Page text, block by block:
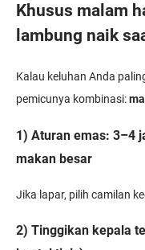
Khusus malam
lambung naik
Kalau keluhan Anda
pemicunya kombinasi:
1) Aturan emas: 3–4
makan besar
Jika lapar, pilih camilan
2) Tinggikan kepala